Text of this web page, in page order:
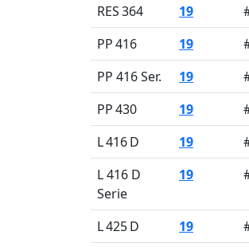
RES 364 19
PP 416
19
PP 416 Ser.
19
PP 430
19
L 416 D
19
L 416 D
Serie
19
L 425 D 19